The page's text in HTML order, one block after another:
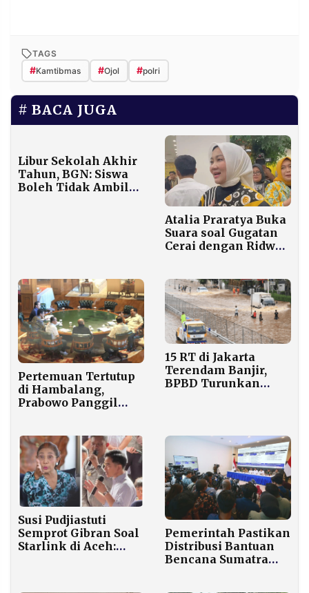
TAGS
#Kamtibmas #Ojol #polri
BACA JUGA
Libur Sekolah Akhir
Tahun, BGN: Siswa
Boleh Tidak Ambil
Atalia Praratya Buka
Suara soal Gugatan
Cerai dengan Ridwan
Pertemuan Tertutup
di Hambalang,
Prabowo Panggil
15 RT di Jakarta
Terendam Banjir,
BPBD Turunkan
Susi Pudjiastuti
Semprot Gibran Soal
Starlink di Aceh:
Pemerintah Pastikan
Distribusi Bantuan
Bencana Sumatra